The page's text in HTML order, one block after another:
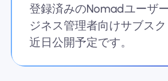
登録済みのNomadユーザ
ジネス管理者向けサブス
近日公開予定です。